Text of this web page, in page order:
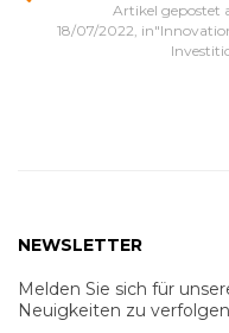
Artikel gepostet
18/07/2022,
NEWSLETTER
Melden Sie sich für
Neuigkeiten zu